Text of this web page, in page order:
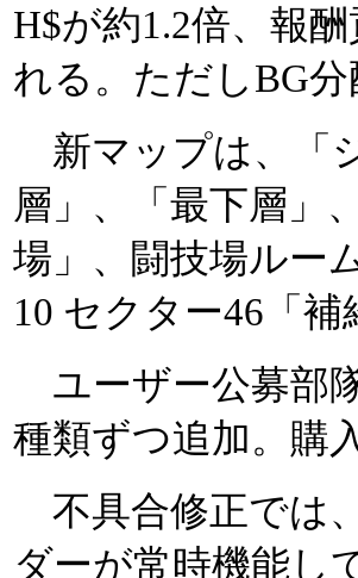
H$が約1.2倍、報
れる。ただしBG
新マップは、「
層」、「最下層」
場」、闘技場ルー
10 セクター46「
ユーザー公募部
種類ずつ追加。購
不具合修正では
ダーが常時機能し